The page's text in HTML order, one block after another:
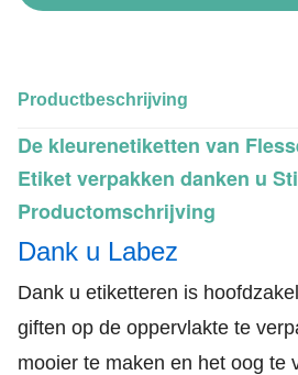
Productbeschrijving
De kleurenetiketten van
Etiket verpakken danken u
Productomschrijving
Dank u Labez
Dank u etiketteren is
giften op de oppervlakte te
mooier te maken en het oog te